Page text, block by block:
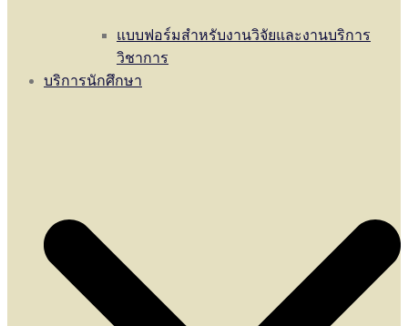
แบบฟอร์มสำหรับงานวิจัยและงานบริการ
วิชาการ
บริการนักศึกษา